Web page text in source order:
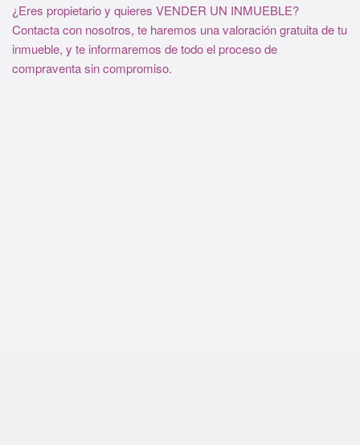
¿Eres propietario y quieres VENDER UN INMUEBLE?
Contacta con nosotros, te haremos una valoración gratuita de tu
inmueble, y te informaremos de todo el proceso de
compraventa sin compromiso.